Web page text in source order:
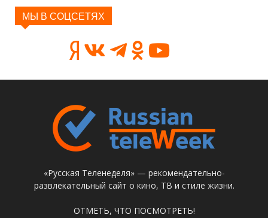
МЫ В СОЦСЕТЯХ
«Русская Теленеделя» — рекомендательно-
развлекательный сайт о кино, ТВ и стиле жизни.
ОТМЕТЬ, ЧТО ПОСМОТРЕТЬ!